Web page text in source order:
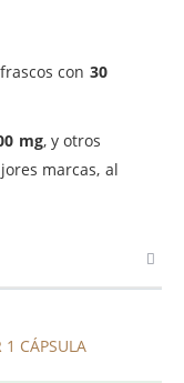
con 30
mg, y otros
marcas, al
1 CÁPSULA